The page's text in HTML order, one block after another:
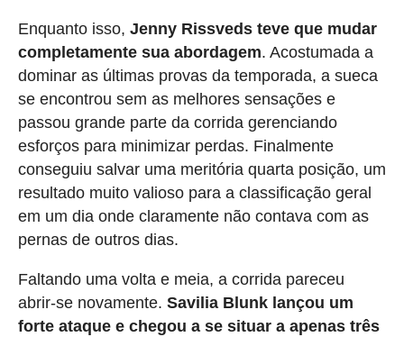
Enquanto isso, Jenny Rissveds teve que mudar
completamente sua abordagem. Acostumada a
dominar as últimas provas da temporada, a sueca
se encontrou sem as melhores sensações e
passou grande parte da corrida gerenciando
esforços para minimizar perdas. Finalmente
conseguiu salvar uma meritória quarta posição, um
resultado muito valioso para a classificação geral
em um dia onde claramente não contava com as
pernas de outros dias.
Faltando uma volta e meia, a corrida pareceu
abrir-se novamente. Savilia Blunk lançou um
forte ataque e chegou a se situar a apenas três